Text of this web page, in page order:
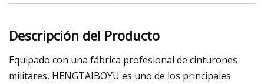
Descripción del Producto
Equipado con una fábrica profesional de cinturones
militares, HENGTAIBOYU es uno de los principales